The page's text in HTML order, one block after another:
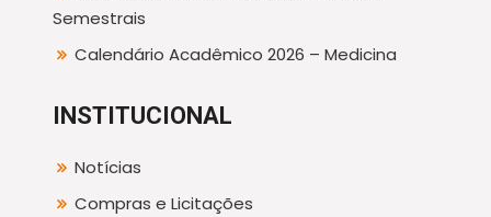
Semestrais
Calendário Acadêmico 2026 – Medicina
INSTITUCIONAL
Notícias
Compras e Licitações